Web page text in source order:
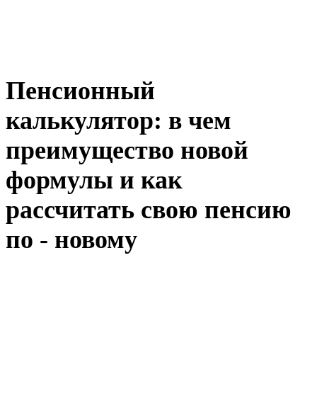
Пенсионный
калькулятор: в чем
преимущество новой
формулы и как
рассчитать свою пенсию
по - новому